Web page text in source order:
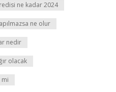
ne kadar 2024
ne olur
nedir
olacak